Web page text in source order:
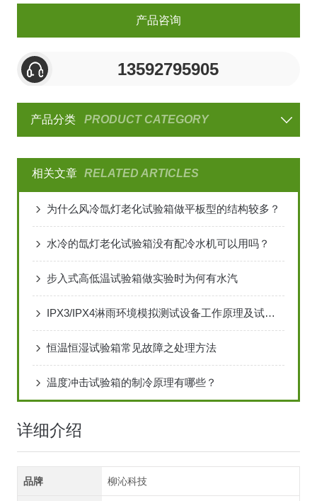
产品咨询
13592795905
产品分类 PRODUCT CATEGORY
相关文章 RELATED ARTICLES
为什么风冷氙灯老化试验箱做平板型的结构较多？
水冷的氙灯老化试验箱没有配冷水机可以用吗？
步入式高低温试验箱做实验时为何有水汽
IPX3/IPX4淋雨环境模拟测试设备工作原理及试验标准
恒温恒湿试验箱常见故障之处理方法
温度冲击试验箱的制冷原理有哪些？
详细介绍
品牌 柳沁科技